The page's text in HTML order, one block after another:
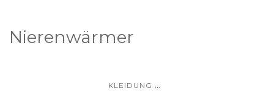
Nierenwärmer
KLEIDUNG ...